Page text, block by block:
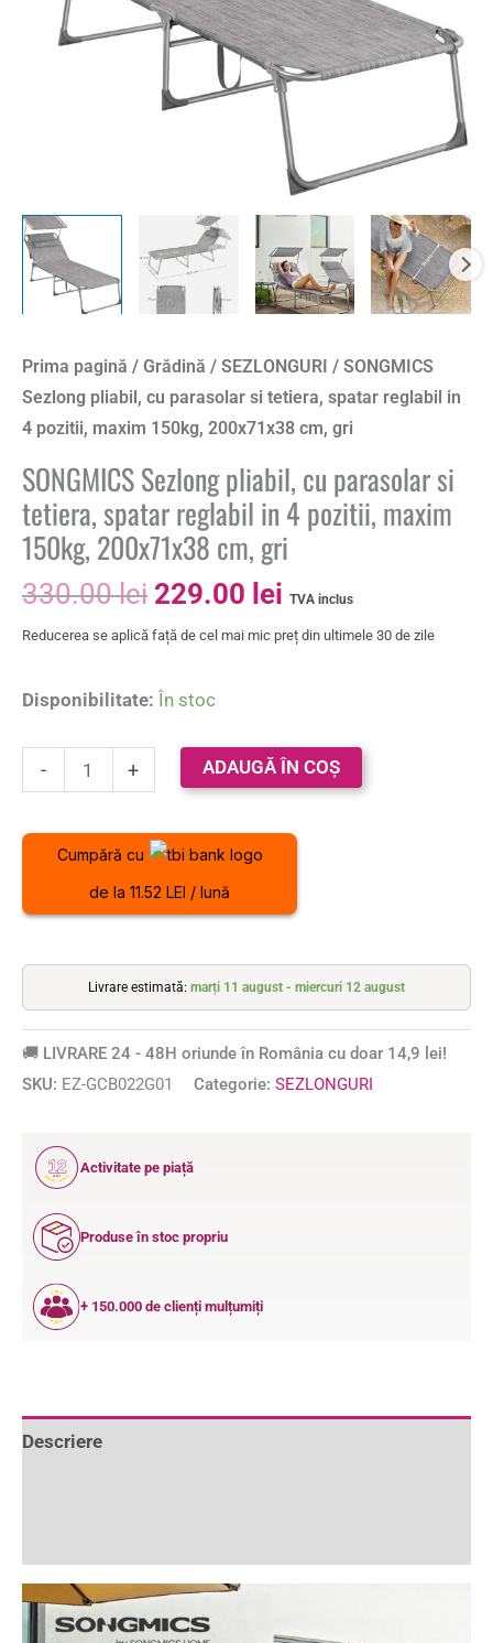
Prima pagină / Grădină / SEZLONGURI / SONGMICS
Sezlong pliabil, cu parasolar si tetiera, spatar reglabil in
4 pozitii, maxim 150kg, 200x71x38 cm, gri
SONGMICS Sezlong pliabil, cu parasolar si
tetiera, spatar reglabil in 4 pozitii, maxim
150kg, 200x71x38 cm, gri
330.00lei 229.00 lei TVA inclus
Reducerea se aplică față de cel mai mic preț din ultimele 30 de zile
Disponibilitate: În stoc
-
spatar
reglabil
200x71x38
cm,
gri
+ ADAUGĂ ÎN COȘ
Cumpără cu
de la 11.52 LEI / lună
Livrare estimată: marți 11 august - miercuri 12 august
🚚 LIVRARE 24 - 48H oriunde în România cu doar 14,9 lei!
SKU: EZ-GCB022G01 Categorie: SEZLONGURI
12
ANI
Activitate pe piață
Produse în stoc propriu
+ 150.000 de clienți mulțumiți
Descriere